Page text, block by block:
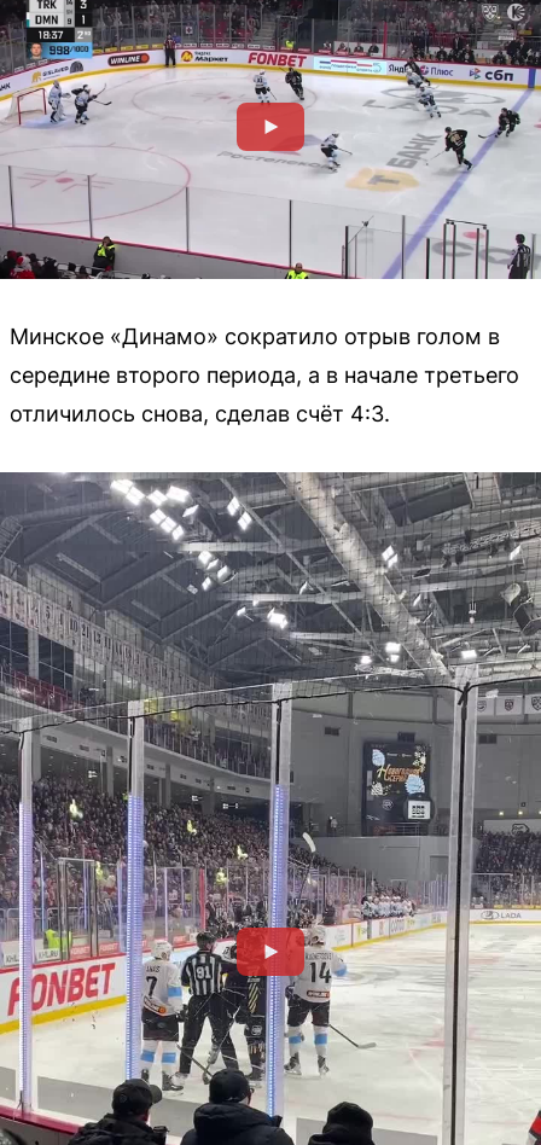
Минское «Динамо» сократило отрыв голом в
середине второго периода, а в начале третьего
отличилось снова, сделав счёт 4:3.